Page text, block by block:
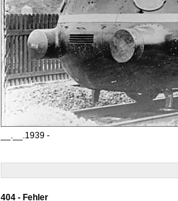
__.__.1939 -
404 - Fehler